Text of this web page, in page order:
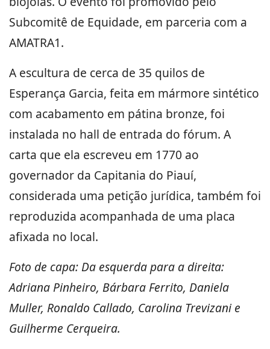
Subcomitê de Equidade, em parceria com a
AMATRA1.
A escultura de cerca de 35 quilos de
Esperança Garcia, feita em mármore sintético
com acabamento em pátina bronze, foi
instalada no hall de entrada do fórum. A
carta que ela escreveu em 1770 ao
governador da Capitania do Piauí,
considerada uma petição jurídica, também foi
reproduzida acompanhada de uma placa
afixada no local.
Foto de capa: Da esquerda para a direita:
Adriana Pinheiro, Bárbara Ferrito, Daniela
Muller, Ronaldo Callado, Carolina Trevizani e
Guilherme Cerqueira.